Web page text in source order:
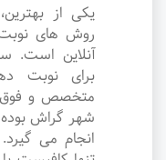
یکی از
روش های
آنلاین است.
برای نوبت
متخصص و
شهر گراش
انجام می